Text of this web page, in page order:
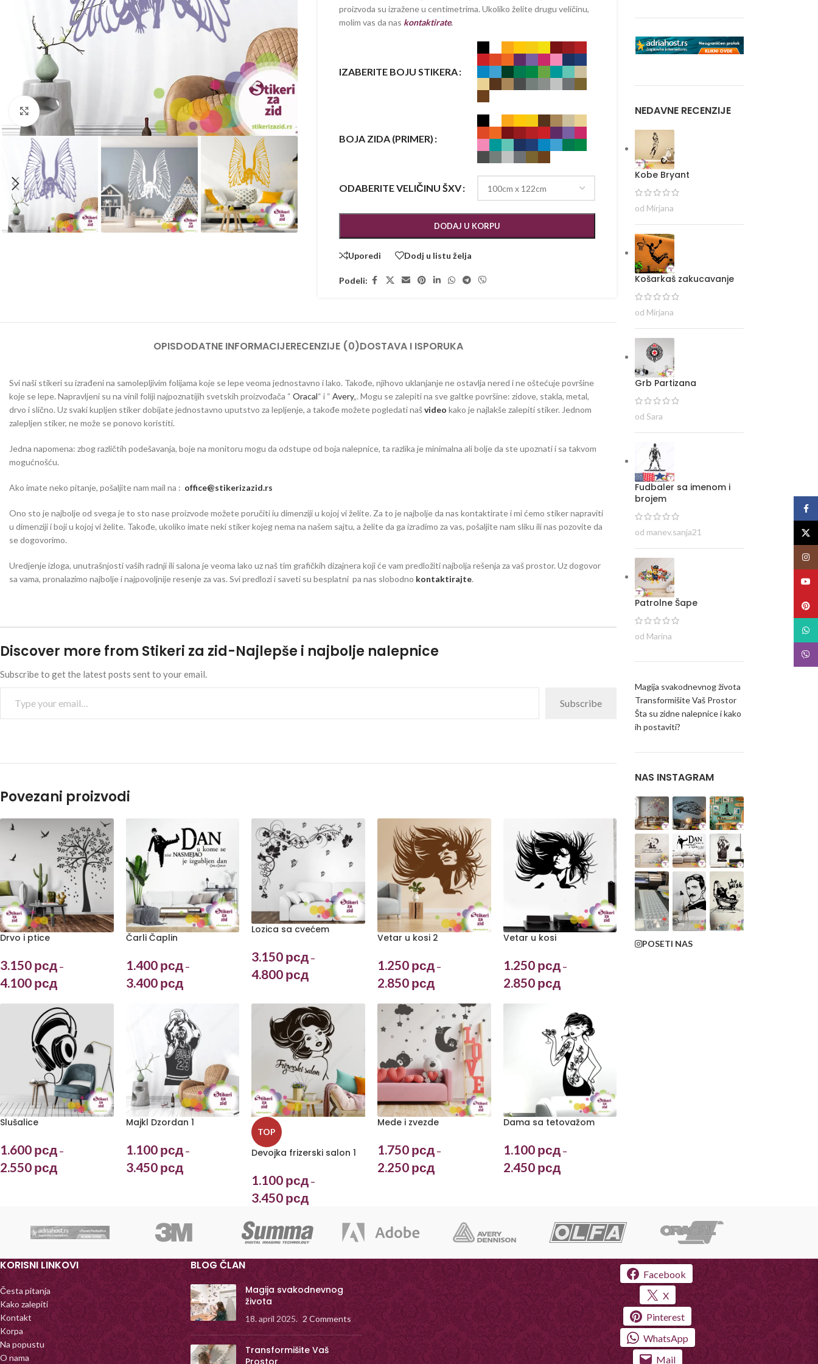
Kliknite za uvećanje
proizvoda su izražene u centimetrima. Ukoliko želite drugu veličinu,
molim vas da nas kontaktirate.
IZABERITE BOJU STIKERA
BOJA ZIDA (PRIMER)
ODABERITE VELIČINU ŠXV
DODAJ U KORPU
Uporedi Dodj u listu želja
Podeli:
OPISDODATNE INFORMACIJERECENZIJE (0)DOSTAVA I ISPORUKA
Svi naši stikeri su izrađeni na samolepljivim folijama koje se lepe veoma jednostavno i lako. Takođe, njihovo uklanjanje ne ostavlja nered i ne oštećuje površine
koje se lepe. Napravljeni su na vinil foliji najpoznatijih svetskih proizvođača “ Oracal“ i “ Avery„. Mogu se zalepiti na sve galtke površine: zidove, stakla, metal,
drvo i slično. Uz svaki kupljen stiker dobijate jednostavno uputstvo za lepljenje, a takođe možete pogledati našvideo kako je najlakše zalepiti stiker. Jednom
zalepljen stiker, ne može se ponovo koristiti.
Jedna napomena: zbog različtih podešavanja, boje na monitoru mogu da odstupe od boja nalepnice, ta razlika je minimalna ali bolje da ste upoznati i sa takvom
mogućnošću.
Ako imate neko pitanje, pošaljite nam mail na : office@stikerizazid.rs
Ono sto je najbolje od svega je to sto nase proizvode možete poručiti iu dimenziji u kojoj vi želite. Za to je najbolje da nas kontaktirate i mi ćemo stiker napraviti
u dimenziji i boji u kojoj vi želite. Takođe, ukoliko imate neki stiker kojeg nema na našem sajtu, a želite da ga izradimo za vas, pošaljite nam sliku ili nas pozovite da
se dogovorimo.
Uredjenje izloga, unutrašnjosti vaših radnji ili salona je veoma lako uz naš tim grafičkih dizajnera koji će vam predložiti najbolja rešenja za vaš prostor. Uz dogovor
sa vama, pronalazimo najbolje i najpovoljnije resenje za vas. Svi predlozi i saveti su besplatni pa nas slobodno kontaktirajte.
Discover more from Stikeri za zid-Najlepše i najbolje nalepnice
Subscribe to get the latest posts sent to your email.
Subscribe
Povezani proizvodi
Drvo i ptice
3.150 рсд –
4.100 рсд
Čarli Čaplin
1.400 рсд –
3.400 рсд
Lozica sa cvećem
3.150 рсд –
4.800 рсд
Vetar u kosi 2
1.250 рсд –
2.850 рсд
Vetar u kosi
1.250 рсд –
2.850 рсд
Slušalice
1.600 рсд –
2.550 рсд
Majkl Dzordan 1
1.100 рсд –
3.450 рсд
TOP
Devojka frizerski salon 1
1.100 рсд –
3.450 рсд
Mede i zvezde
1.750 рсд –
2.250 рсд
Dama sa tetovažom
1.100 рсд –
2.450 рсд
NEDAVNE RECENZIJE
Kobe Bryant
od Mirjana
Košarkaš zakucavanje
od Mirjana
Grb Partizana
od Sara
Fudbaler sa imenom i
brojem
od manev.sanja21
Patrolne Šape
od Marina
Magija svakodnevnog života
Transformišite Vaš Prostor
Šta su zidne nalepnice i kako
ih postaviti?
NAS INSTAGRAM
POSETI NAS
KORISNI LINKOVI
Česta pitanja
Kako zalepiti
Kontakt
Korpa
Na popustu
O nama
BLOG ČLAN
Magija svakodnevnog
života
18. april 2025. 2 Comments
Transformišite Vaš
Facebook
X
Pinterest
WhatsApp
Mail
Viber